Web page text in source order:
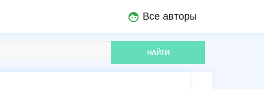
face Все авторы
НАЙТИ